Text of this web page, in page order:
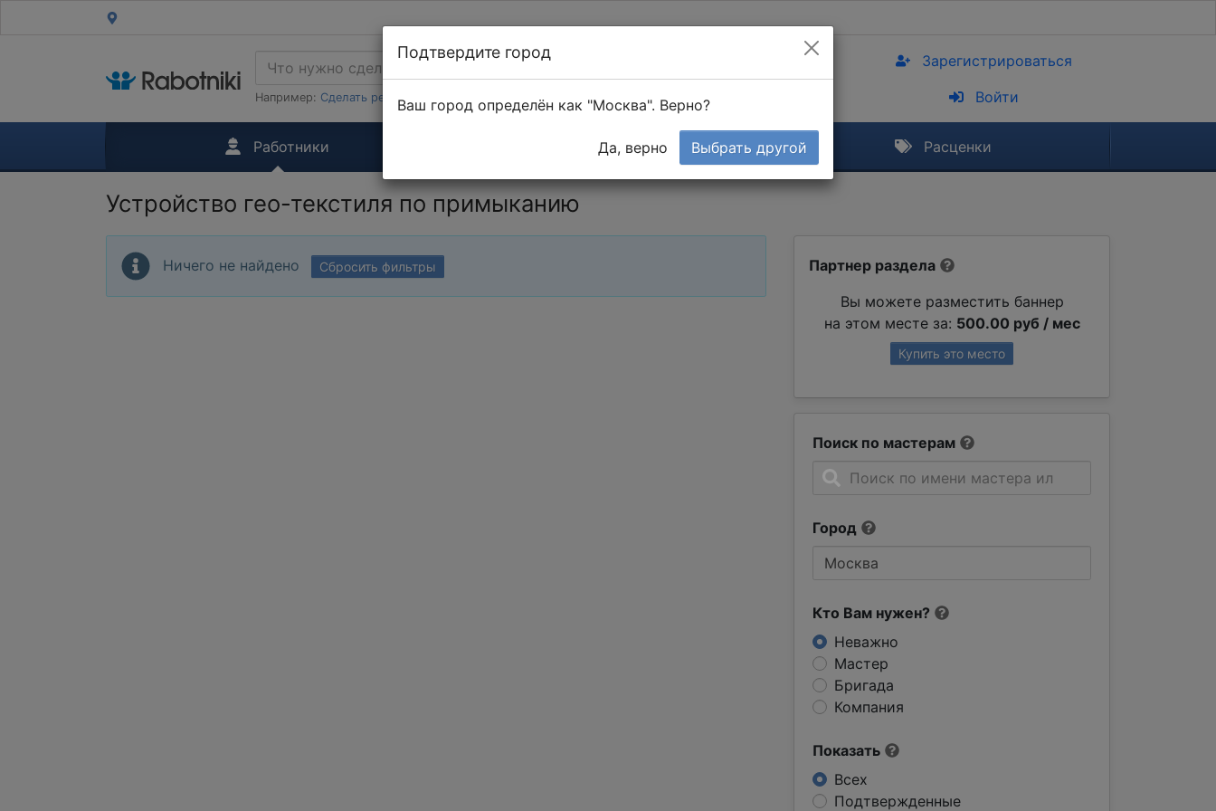
Например: Сделать ремонт в 1-к квартире
Зарегистрироваться
Войти
Работники Тендеры Расценки
Устройство гео-текстиля по примыканию
Партнер раздела
Вы можете разместить баннер
на этом месте за: 500.00 руб / мес
Купить это место
Поиск по мастерам
Город
Кто Вам нужен?
Неважно
Мастер
Бригада
Компания
Показать
Всех
Подтвержденные
Ничего не найдено Сбросить фильтры
Подтвердите город
Ваш город определён как "Москва". Верно?
Да, верно Выбрать другой